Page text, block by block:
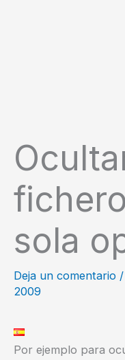
sola
Deja un comentario /
2009
Por ejemplo para